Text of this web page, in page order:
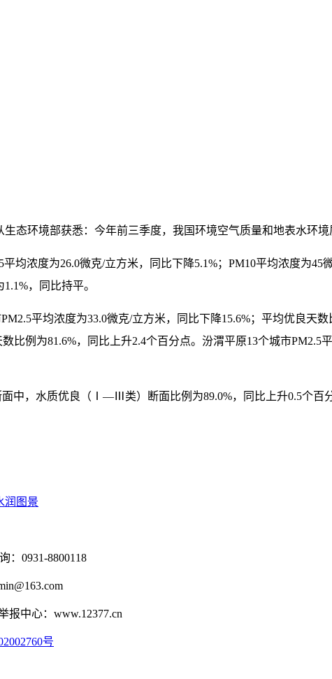
态环境部获悉：今年前三季度，我国环境空气质量和地表水环境
均浓度为26.0微克/立方米，同比下降5.1%；PM10平均浓度为
，同比持平。
平均浓度为33.0微克/立方米，同比下降15.6%；平均优良天
比例为81.6%，同比上升2.4个百分点。汾渭平原13个城市
中，水质优良（Ⅰ—Ⅲ类）断面比例为89.0%，同比上升0.5个百
润图景
：0931-8800118
报中心：www.12377.cn
号